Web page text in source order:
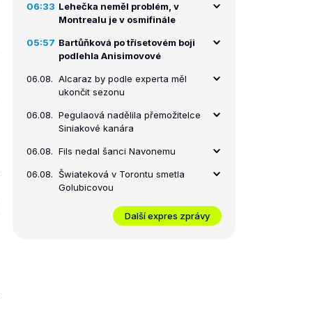
06:33 Lehečka neměl problém, v
Montrealu je v osmifinále
05:57 Bartůňková po třísetovém boji
podlehla Anisimovové
06.08. Alcaraz by podle experta měl
ukončit sezonu
06.08. Pegulaová nadělila přemožitelce
Siniakové kanára
06.08. Fils nedal šanci Navonemu
06.08. Šwiateková v Torontu smetla
Golubicovou
Další expres zprávy